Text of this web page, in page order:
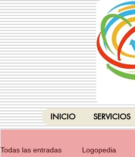
INICIO SERVICIOS
Todas las entradas Logopedia